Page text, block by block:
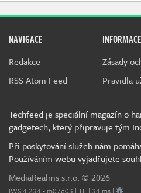
NAVIGACE
Redakce
RSS Atom Feed
INFORMACE
Zásady
Pravidla
Techfeed je speciální magazín o
gadgetech, který připravuje tým
Při poskytování služeb nám
Používáním webu vyjadřujete
MediaRealms s.r.o. © 2026
IWS 4.234 - m07d03 | TE | 34 ms |